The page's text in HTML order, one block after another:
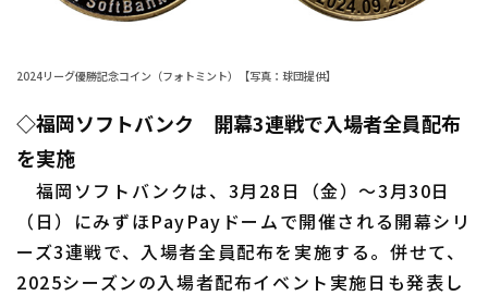
ファーム東地区
ファーム中地区
ファーム西地区
交流戦
北海道日本ハムファイターズ
東北楽天ゴールデンイーグルス
埼玉西武ライオンズ
千葉ロッテマリーンズ
設定
2024リーグ優勝記念コイン（フォトミント）【写真：球団提供】
◇福岡ソフトバンク 開幕3連戦で入場者全員配布
を実施
福岡ソフトバンクは、3月28日（金）～3月30日
（日）にみずほPayPayドームで開催される開幕シリ
ーズ3連戦で、入場者全員配布を実施する。併せて、
2025シーズンの入場者配布イベント実施日も発表し